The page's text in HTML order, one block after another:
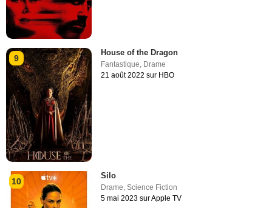
9
House of the Dragon
Fantastique, Drame
21 août 2022 sur HBO
10
Silo
Drame,Science Fiction
5 mai 2023 sur Apple TV